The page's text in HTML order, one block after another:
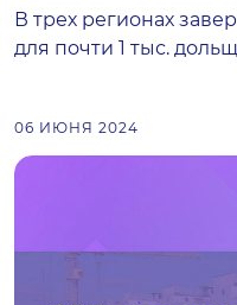
В трех регионах
для почти 1 тыс.
06 ИЮНЯ 2024